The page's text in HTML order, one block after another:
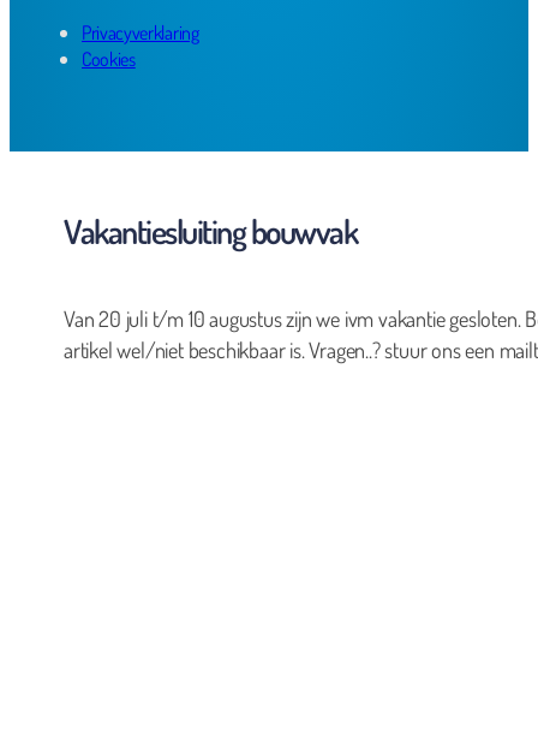
Privacyverklaring
Cookies
Vakantiesluiting bouwvak
Van 20 juli t/m 10 augustus zijn we ivm vakantie gesloten.
artikel wel/niet beschikbaar is. Vragen..? stuur ons een